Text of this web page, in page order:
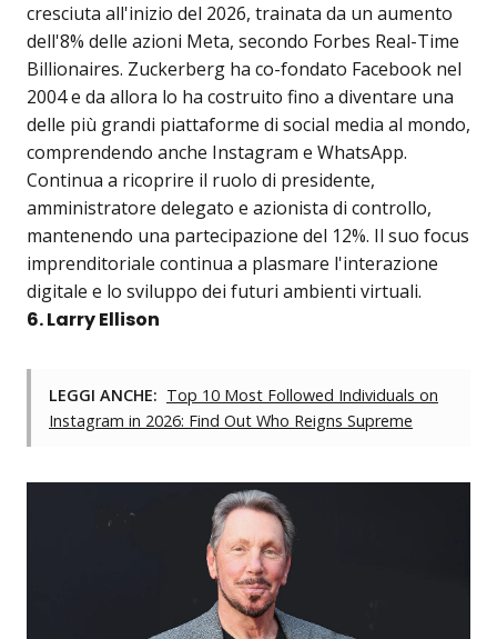
cresciuta all'inizio del 2026, trainata da un aumento
dell'8% delle azioni Meta, secondo Forbes Real-Time
Billionaires. Zuckerberg ha co-fondato Facebook nel
2004 e da allora lo ha costruito fino a diventare una
delle più grandi piattaforme di social media al mondo,
comprendendo anche Instagram e WhatsApp.
Continua a ricoprire il ruolo di presidente,
amministratore delegato e azionista di controllo,
mantenendo una partecipazione del 12%. Il suo focus
imprenditoriale continua a plasmare l'interazione
digitale e lo sviluppo dei futuri ambienti virtuali.
6. Larry Ellison
LEGGI ANCHE: Top 10 Most Followed Individuals on
Instagram in 2026: Find Out Who Reigns Supreme